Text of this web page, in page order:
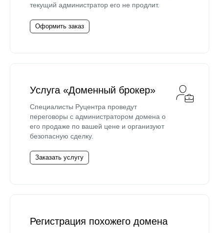
текущий администратор его не продлит.
Оформить заказ
Услуга «Доменный брокер»
Специалисты Руцентра проведут
переговоры с администратором домена о
его продаже по вашей цене и организуют
безопасную сделку.
Заказать услугу
Регистрация похожего домена